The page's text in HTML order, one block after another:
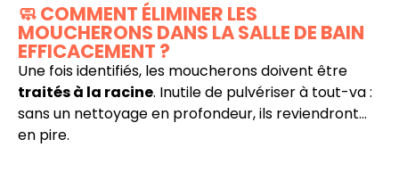
🧼 COMMENT ÉLIMINER LES
MOUCHERONS DANS LA SALLE DE BAIN
EFFICACEMENT ?
Une fois identifiés, les moucherons doivent être
traités à la racine. Inutile de pulvériser à tout-va :
sans un nettoyage en profondeur, ils reviendront…
en pire.